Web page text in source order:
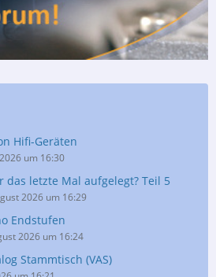
Hifi-Geräten
um 16:30
das letzte Mal aufgelegt? Teil 5
2026 um 16:29
Endstufen
2026 um 16:24
Stammtisch (VAS)